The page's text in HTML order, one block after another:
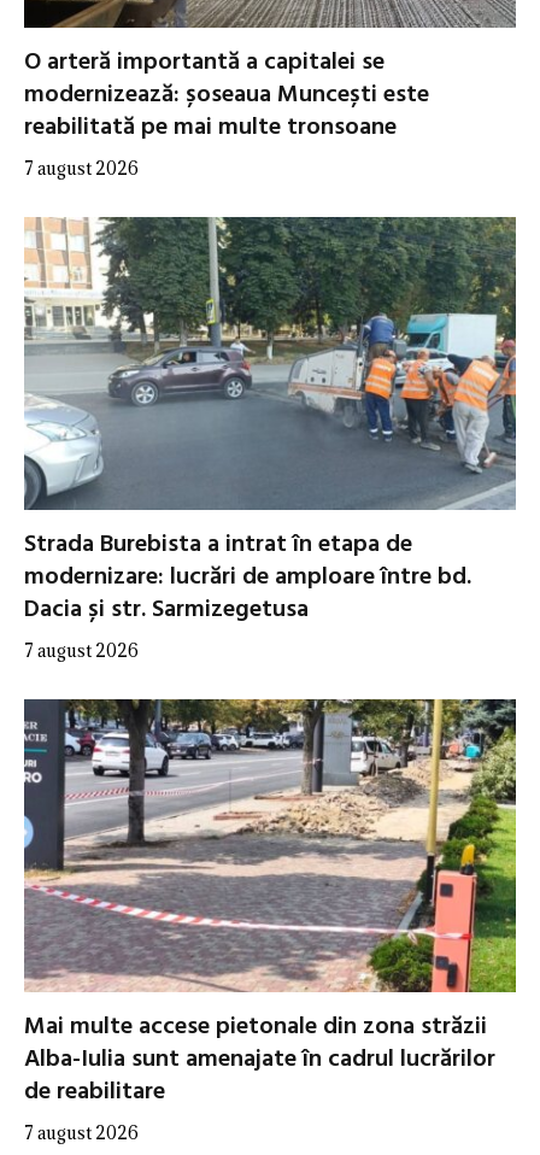
O arteră importantă a capitalei se
modernizează: șoseaua Muncești este
reabilitată pe mai multe tronsoane
7 august 2026
Strada Burebista a intrat în etapa de
modernizare: lucrări de amploare între bd.
Dacia și str. Sarmizegetusa
7 august 2026
Mai multe accese pietonale din zona străzii
Alba-Iulia sunt amenajate în cadrul lucrărilor
de reabilitare
7 august 2026